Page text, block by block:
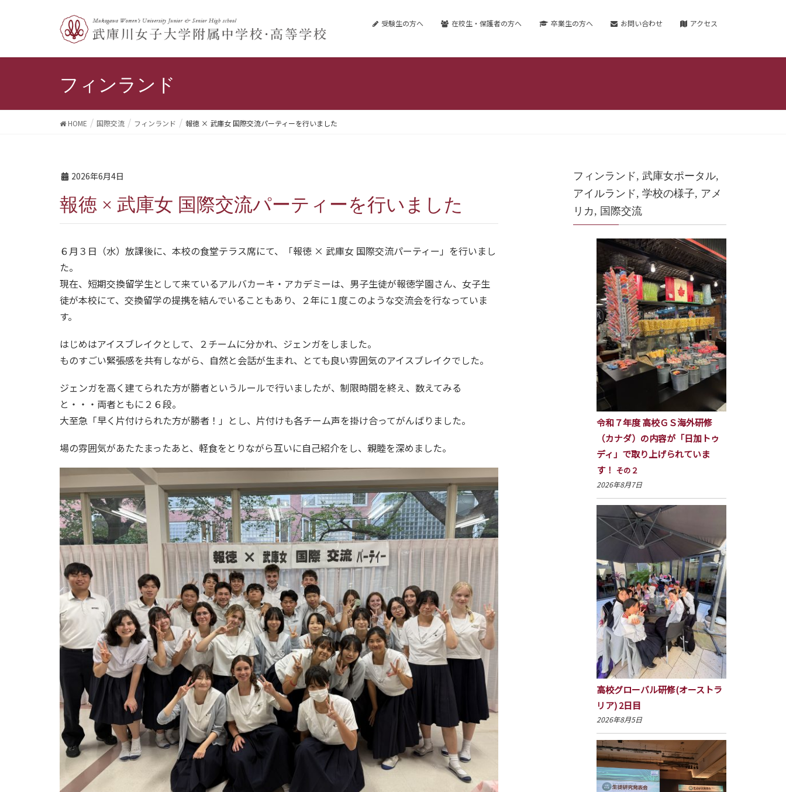
受験生の方へ 在校生・保護者の方へ 卒業生の方へ お問い合わせ アクセス
フィンランド
HOME 国際交流 フィンランド 報徳 × 武庫女 国際交流パーティーを行いました
2026年6月4日
報徳 × 武庫女 国際交流パーティーを行いました
６月３日（水）放課後に、本校の食堂テラス席にて、「報徳 × 武庫女 国際交流パーティー」を行いまし
た。
現在、短期交換留学生として来ているアルバカーキ・アカデミーは、男子生徒が報徳学園さん、女子生
徒が本校にて、交換留学の提携を結んでいることもあり、２年に１度このような交流会を行なっていま
す。
はじめはアイスブレイクとして、２チームに分かれ、ジェンガをしました。
ものすごい緊張感を共有しながら、自然と会話が生まれ、とても良い雰囲気のアイスブレイクでした。
ジェンガを高く建てられた方が勝者というルールで行いましたが、制限時間を終え、数えてみる
と・・・両者ともに２６段。
大至急「早く片付けられた方が勝者！」とし、片付けも各チーム声を掛け合ってがんばりました。
場の雰囲気があたたまったあと、軽食をとりながら互いに自己紹介をし、親睦を深めました。
フィンランド, 武庫女ポータル,
アイルランド, 学校の様子, アメ
リカ, 国際交流
令和７年度 高校ＧＳ海外研修
（カナダ）の内容が「日加トゥ
ディ」で取り上げられていま
す！ その２
2026年8月7日
高校グローバル研修(オーストラ
リア) 2日目
2026年8月5日